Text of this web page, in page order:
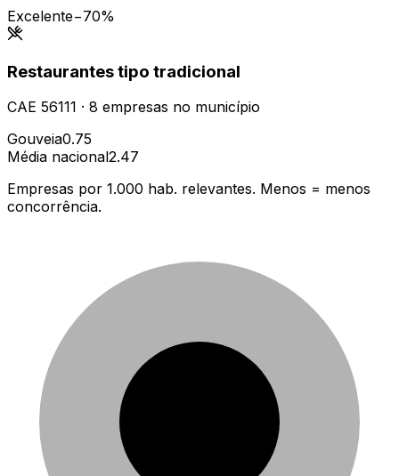
Excelente−70%
Restaurantes tipo tradicional
CAE 56111 · 8 empresas no município
Gouveia0.75
Média nacional2.47
Empresas por 1.000 hab. relevantes. Menos = menos
concorrência.